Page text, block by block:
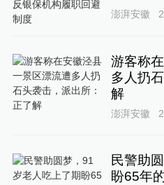
澎湃安徽
游客称
多人扔
解
澎湃安徽
民警助
盼65年